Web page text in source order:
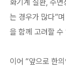
화기계 질환, 수면
는 경우가 많다”
을 함께 고려할 수
이어 “앞으로 한